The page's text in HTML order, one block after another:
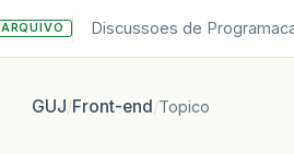
ARQUIVO Discussoes de
GUJ/Front-end/Topico